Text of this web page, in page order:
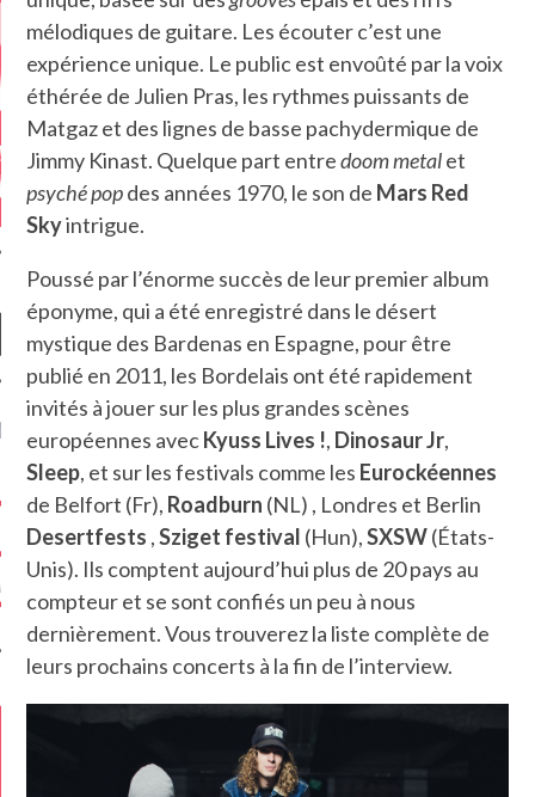
CRITIQUES
7.6
REV...
5.4
CLAN – A BE...
– HEL...
mélodiques de guitare. Les écouter c’est une
expérience unique. Le public est envoûté par la voix
éthérée de Julien Pras, les rythmes puissants de
Matgaz et des lignes de basse pachydermique de
Jimmy Kinast. Quelque part entredoom metalet
psyché popdes années 1970, le son de Mars Red
Skyintrigue.
Poussé par l’énorme succès de leur premier album
éponyme, qui a été enregistré dans le désert
mystique des Bardenas en Espagne, pour être
publié en 2011, les Bordelais ont été rapidement
invités à jouer sur les plus grandes scènes
européennes avecKyuss Lives !, Dinosaur Jr,
Sleep, et sur les festivals comme les Eurockéennes
de Belfort (Fr), Roadburn (NL) , Londres et Berlin
Desertfests ,Sziget festival (Hun),SXSW(États-
Unis). Ils comptent aujourd’hui plus de 20 pays au
compteur et se sont confiés un peu à nous
dernièrement. Vous trouverez la liste complète de
leurs prochains concerts à la fin de l’interview.